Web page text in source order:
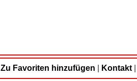
Zu Favoriten hinzufügen Kontakt|